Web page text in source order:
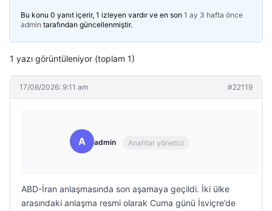
Bu konu 0 yanıt içerir, 1 izleyen vardır ve en son 1 ay 3 hafta önce
admin tarafından güncellenmiştir.
1 yazı görüntüleniyor (toplam 1)
17/06/2026: 9:11 am #22119
A admin Anahtar yönetici
ABD-İran anlaşmasında son aşamaya geçildi. İki ülke
arasındaki anlaşma resmi olarak Cuma günü İsviçre’de